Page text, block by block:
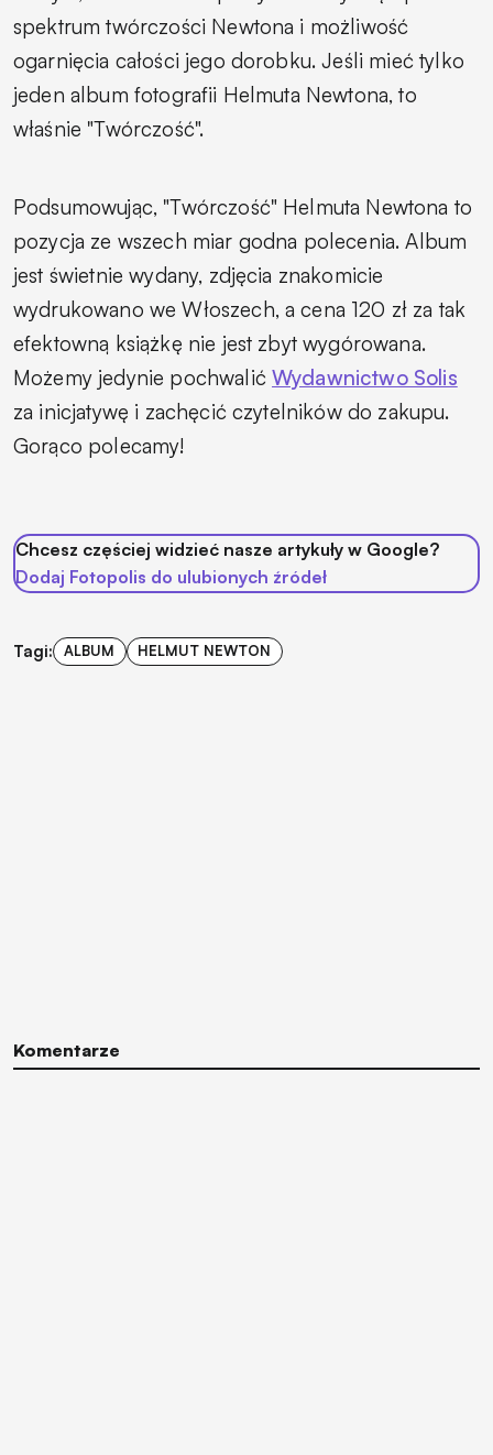
spektrum twórczości Newtona i możliwość
ogarnięcia całości jego dorobku. Jeśli mieć tylko
jeden album fotografii Helmuta Newtona, to
właśnie "Twórczość".
Podsumowując, "Twórczość" Helmuta Newtona to
pozycja ze wszech miar godna polecenia. Album
jest świetnie wydany, zdjęcia znakomicie
wydrukowano we Włoszech, a cena 120 zł za tak
efektowną książkę nie jest zbyt wygórowana.
Możemy jedynie pochwalićWydawnictwo Solis
za inicjatywę i zachęcić czytelników do zakupu.
Gorąco polecamy!
Chcesz częściej widzieć nasze artykuły w Google?
Dodaj Fotopolis do ulubionych źródeł
Tagi: ALBUM HELMUT NEWTON
Komentarze